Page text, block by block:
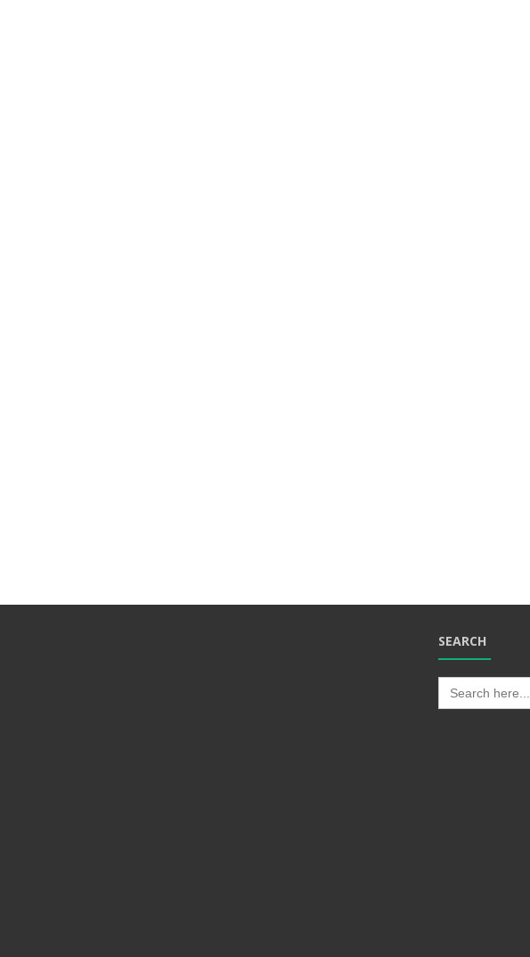
SEARCH
Search
for: